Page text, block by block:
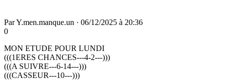
ParY.men.manque.un · 06/12/2025 à 20:36
0
MON ETUDE POUR LUNDI
(((1ERES CHANCES---4-2---)))
(((A SUIVRE---6-14---)))
(((CASSEUR---10---)))